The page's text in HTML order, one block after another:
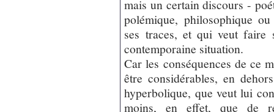
mais un certain discours -
polémique, philosophique
ses traces, et qui veut faire
contemporaine situation.
Car les conséquences de ce
être considérables, en
hyperbolique, que veut lui
moins, en effet, que de